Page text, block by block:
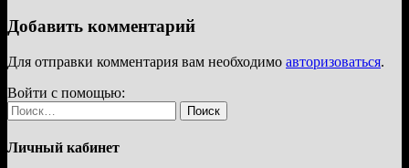
Добавить комментарий
Для отправки комментария вам необходимо авторизоваться.
Войти с помощью:
Найти:
Личный кабинет